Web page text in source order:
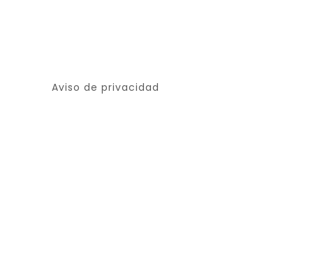
Aviso de privacidad